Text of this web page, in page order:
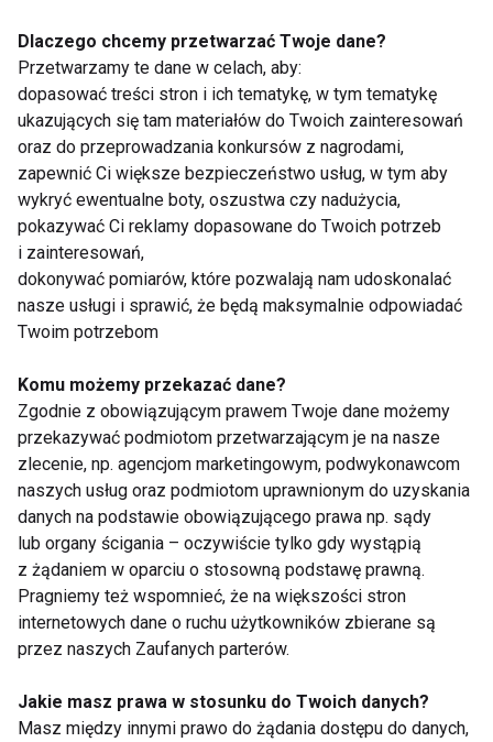
JOGA JOGA NA BÓL PLECÓW
Joga
Joga dla
zapracowanych – 10-
minutowa rutyna na
stres i sztywność ciała
Joga prenatalna –
korzyści i zasady
praktyki dla
przyszłych mam
Joga na dobry sen – 5
Ci zrelaksować się
przed snem
AcroYoga - dlaczego
Dlaczego chcemy przetwarzać Twoje dane?
Przetwarzamy te dane w celach, aby:
dopasować treści stron i ich tematykę, w tym tematykę
ukazujących się tam materiałów do Twoich zainteresowań
oraz do przeprowadzania konkursów z nagrodami,
zapewnić Ci większe bezpieczeństwo usług, w tym aby
wykryć ewentualne boty, oszustwa czy nadużycia,
pokazywać Ci reklamy dopasowane do Twoich potrzeb
i zainteresowań,
dokonywać pomiarów, które pozwalają nam udoskonalać
nasze usługi i sprawić, że będą maksymalnie odpowiadać
Twoim potrzebom
Komu możemy przekazać dane?
Zgodnie z obowiązującym prawem Twoje dane możemy
przekazywać podmiotom przetwarzającym je na nasze
zlecenie, np. agencjom marketingowym, podwykonawcom
naszych usług oraz podmiotom uprawnionym do uzyskania
danych na podstawie obowiązującego prawa np. sądy
lub organy ścigania – oczywiście tylko gdy wystąpią
z żądaniem w oparciu o stosowną podstawę prawną.
Pragniemy też wspomnieć, że na większości stron
internetowych dane o ruchu użytkowników zbierane są
przez naszych Zaufanych parterów.
Jakie masz prawa w stosunku do Twoich danych?
Masz między innymi prawo do żądania dostępu do danych,